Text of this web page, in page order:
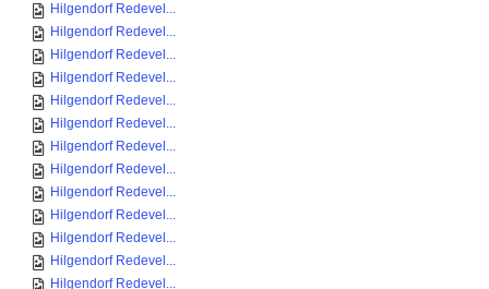
Hilgendorf Redevel...
Hilgendorf Redevel...
Hilgendorf Redevel...
Hilgendorf Redevel...
Hilgendorf Redevel...
Hilgendorf Redevel...
Hilgendorf Redevel...
Hilgendorf Redevel...
Hilgendorf Redevel...
Hilgendorf Redevel...
Hilgendorf Redevel...
Hilgendorf Redevel...
Hilgendorf Redevel...